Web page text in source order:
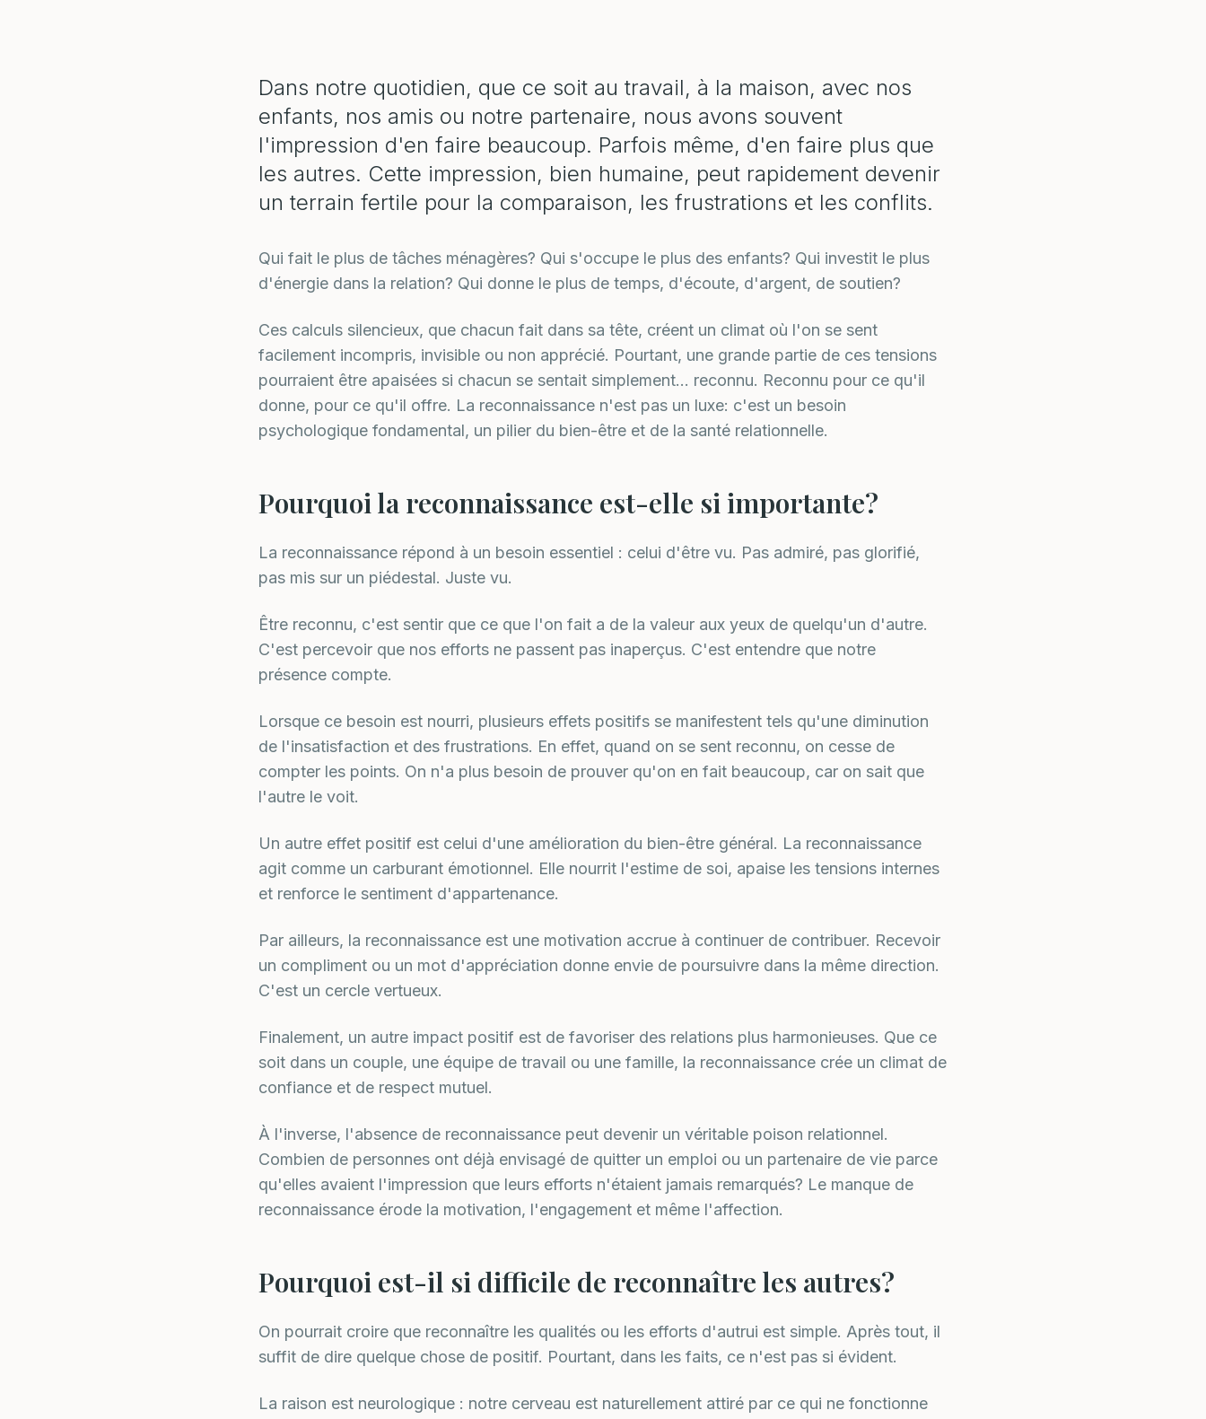
Dans notre quotidien, que ce soit au travail, à la maison, avec nos
enfants, nos amis ou notre partenaire, nous avons souvent
l'impression d'en faire beaucoup. Parfois même, d'en faire plus que
les autres. Cette impression, bien humaine, peut rapidement devenir
un terrain fertile pour la comparaison, les frustrations et les conflits.
Qui fait le plus de tâches ménagères? Qui s'occupe le plus des enfants? Qui investit le plus
d'énergie dans la relation? Qui donne le plus de temps, d'écoute, d'argent, de soutien?
Ces calculs silencieux, que chacun fait dans sa tête, créent un climat où l'on se sent
facilement incompris, invisible ou non apprécié. Pourtant, une grande partie de ces tensions
pourraient être apaisées si chacun se sentait simplement… reconnu. Reconnu pour ce qu'il
donne, pour ce qu'il offre. La reconnaissance n'est pas un luxe: c'est un besoin
psychologique fondamental, un pilier du bien-être et de la santé relationnelle.
Pourquoi la reconnaissance est-elle si importante?
La reconnaissance répond à un besoin essentiel : celui d'être vu. Pas admiré, pas glorifié,
pas mis sur un piédestal. Juste vu.
Être reconnu, c'est sentir que ce que l'on fait a de la valeur aux yeux de quelqu'un d'autre.
C'est percevoir que nos efforts ne passent pas inaperçus. C'est entendre que notre
présence compte.
Lorsque ce besoin est nourri, plusieurs effets positifs se manifestent tels qu'une diminution
de l'insatisfaction et des frustrations. En effet, quand on se sent reconnu, on cesse de
compter les points. On n'a plus besoin de prouver qu'on en fait beaucoup, car on sait que
l'autre le voit.
Un autre effet positif est celui d'une amélioration du bien-être général. La reconnaissance
agit comme un carburant émotionnel. Elle nourrit l'estime de soi, apaise les tensions internes
et renforce le sentiment d'appartenance.
Par ailleurs, la reconnaissance est une motivation accrue à continuer de contribuer. Recevoir
un compliment ou un mot d'appréciation donne envie de poursuivre dans la même direction.
C'est un cercle vertueux.
Finalement, un autre impact positif est de favoriser des relations plus harmonieuses. Que ce
soit dans un couple, une équipe de travail ou une famille, la reconnaissance crée un climat de
confiance et de respect mutuel.
À l'inverse, l'absence de reconnaissance peut devenir un véritable poison relationnel.
Combien de personnes ont déjà envisagé de quitter un emploi ou un partenaire de vie parce
qu'elles avaient l'impression que leurs efforts n'étaient jamais remarqués? Le manque de
reconnaissance érode la motivation, l'engagement et même l'affection.
Pourquoi est-il si difficile de reconnaître les autres?
On pourrait croire que reconnaître les qualités ou les efforts d'autrui est simple. Après tout, il
suffit de dire quelque chose de positif. Pourtant, dans les faits, ce n'est pas si évident.
La raison est neurologique : notre cerveau est naturellement attiré par ce qui ne fonctionne